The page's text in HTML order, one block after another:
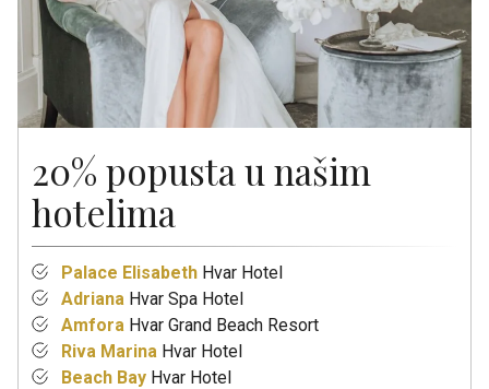
20% popusta u našim
hotelima
Palace Elisabeth Hvar Hotel
Adriana Hvar Spa Hotel
Amfora Hvar Grand Beach Resort
Riva Marina Hvar Hotel
Beach Bay Hvar Hotel